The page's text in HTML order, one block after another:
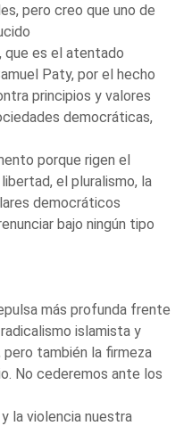
pero creo que uno de
es el atentado
Paty, por el hecho
principios y valores
democráticas,
porque rigen el
el pluralismo, la
democráticos
bajo ningún tipo
más profunda frente
islamista y
pero también la firmeza
No cederemos ante los
la violencia nuestra